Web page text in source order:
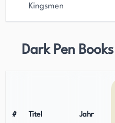
Kingsmen
Dark Pen
# Titel Jahr